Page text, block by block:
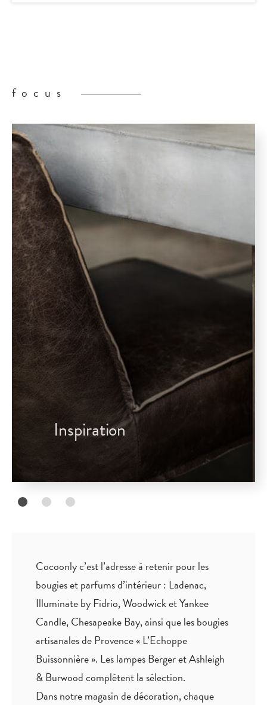
focus
Inspiration
Cocoonly c’est l’adresse à retenir pour les
bougies et parfums d’intérieur : Ladenac,
Illuminate by Fidrio, Woodwick et Yankee
Candle, Chesapeake Bay, ainsi que les bougies
artisanales de Provence « L’Echoppe
Buissonnière ». Les lampes Berger et Ashleigh
& Burwood complètent la sélection.
Dans notre magasin de décoration, chaque